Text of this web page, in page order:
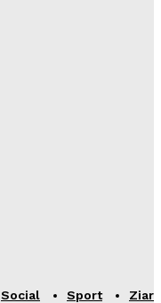
Social Sport Ziar